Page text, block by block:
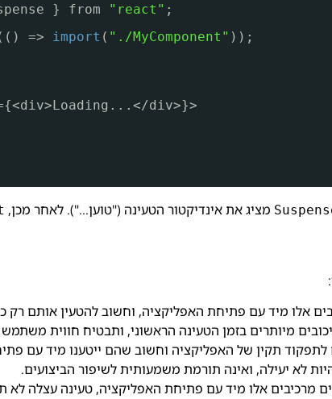
} from "react" ;
=>
import ( "./MyComponent" ));
div>}>
מציג את אינדיקטור הטעינה ("טוען…"). לאחר מכן,
אלו מיד עם פתיחת האפליקציה, וחשוב להטעין אותם
מיותרים בזמן הטעינה הראשוני, ותבטיח חווית
לתפקוד תקין של האפליקציה וחשוב שהם ייטענו מיד עם
לא יעילה, ואינה תורמת משמעותית לשיפור הביצועים.
מרכיבים אלו מיד עם פתיחת האפליקציה, טעינה עצלה לא